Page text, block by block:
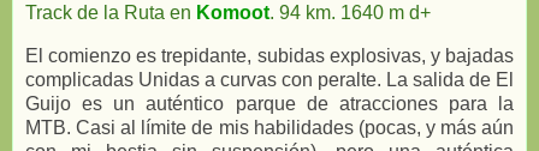
Track de la Ruta en Komoot. 94 km. 1640 m d+
El comienzo es trepidante, subidas explosivas, y bajadas
complicadas Unidas a curvas con peralte. La salida de El
Guijo es un auténtico parque de atracciones para la
MTB. Casi al límite de mis habilidades (pocas, y más aún